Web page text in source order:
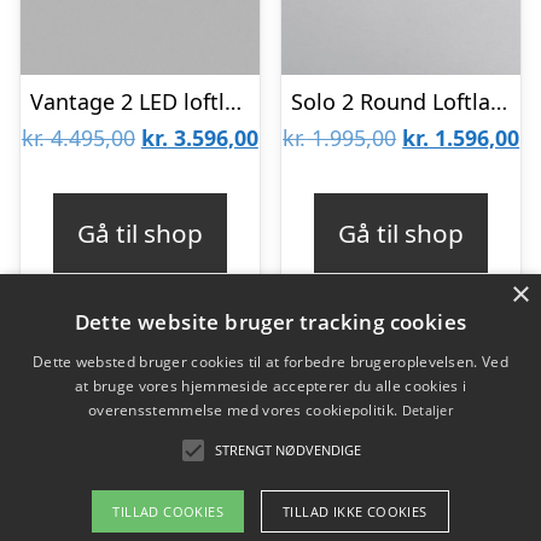
Vantage 2 LED loftlampe Titanium – 2700K – LIGHT-POINT
kr.4.495,00 Den
var:
kr. 3.596,00Den
Gå til shop
Solo 2 Round Loftlampe Hvid 3000K – LIGHT-POINT
kr.1.995,00 Den
var:
kr. 1.995,00.
kr. 1.596,00
Gå til shop
Varekategorier
×
Dette website bruger tracking cookies
Dette websted bruger cookies til at forbedre brugeroplevelsen. Ved
at bruge vores hjemmeside accepterer du alle cookies i
overensstemmelse med vores cookiepolitik. Detaljer
STRENGT NØDVENDIGE
TILLAD COOKIES TILLAD IKKE COOKIES